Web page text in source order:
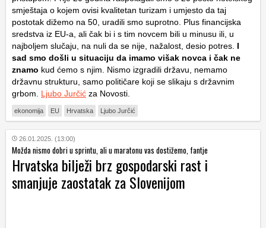
smještaja o kojem ovisi kvalitetan turizam i umjesto da taj
postotak dižemo na 50, uradili smo suprotno. Plus financijska
sredstva iz EU-a, ali čak bi i s tim novcem bili u minusu ili, u
najboljem slučaju, na nuli da se nije, nažalost, desio potres. I
sad smo došli u situaciju da imamo višak novca i čak ne
znamo kud ćemo s njim. Nismo izgradili državu, nemamo
državnu strukturu, samo političare koji se slikaju s državnim
grbom. Ljubo Jurčić za Novosti.
ekonomija EU Hrvatska Ljubo Jurčić
26.01.2025. (13:00)
Možda nismo dobri u sprintu, ali u maratonu vas dostižemo, fantje
Hrvatska bilježi brz gospodarski rast i
smanjuje zaostatak za Slovenijom